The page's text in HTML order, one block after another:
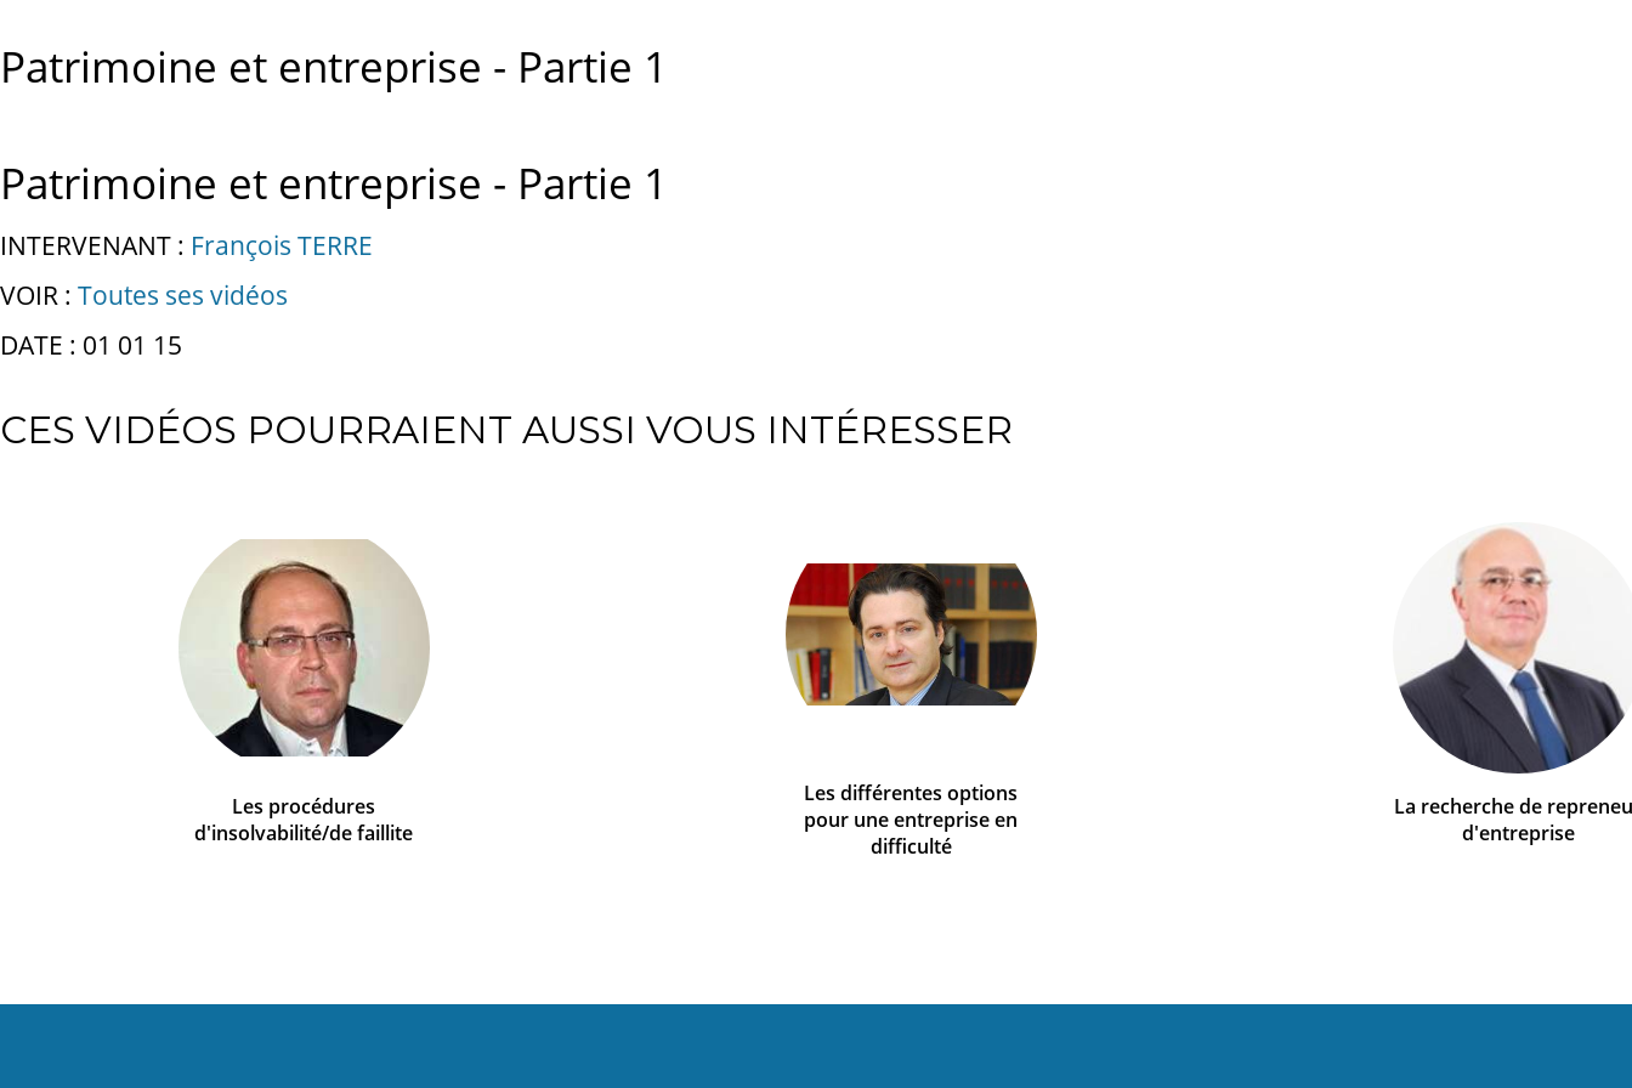
Patrimoine et entreprise - Partie 1
Patrimoine et entreprise - Partie 1
INTERVENANT : François TERRE
VOIR : Toutes ses vidéos
DATE : 01 01 15
CES VIDÉOS POURRAIENT AUSSI VOUS INTÉRESSER
Les procédures
d'insolvabilité/de faillite
Les différentes options
pour une entreprise en
difficulté
La recherche de
d'entreprise